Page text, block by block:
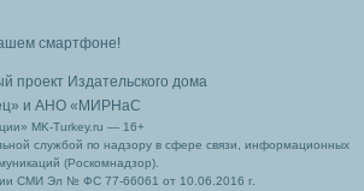
смартфоне!
проект Издательского дома
и АНО «МИРНаС
MK-Turkey.ru — 16+
службой по надзору в сфере связи, информационных
(Роскомнадзор).
СМИ Эл № ФС 77-66061 от 10.06.2016 г.